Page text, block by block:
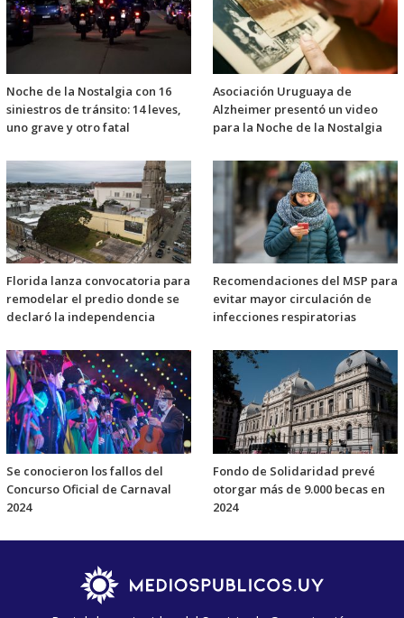
Noche de la Nostalgia con 16
siniestros de tránsito: 14 leves,
uno grave y otro fatal
Asociación Uruguaya de
Alzheimer presentó un video
para la Noche de la Nostalgia
Florida lanza convocatoria para
remodelar el predio donde se
declaró la independencia
Recomendaciones del MSP para
evitar mayor circulación de
infecciones respiratorias
Se conocieron los fallos del
Concurso Oficial de Carnaval
2024
Fondo de Solidaridad prevé
otorgar más de 9.000 becas en
2024